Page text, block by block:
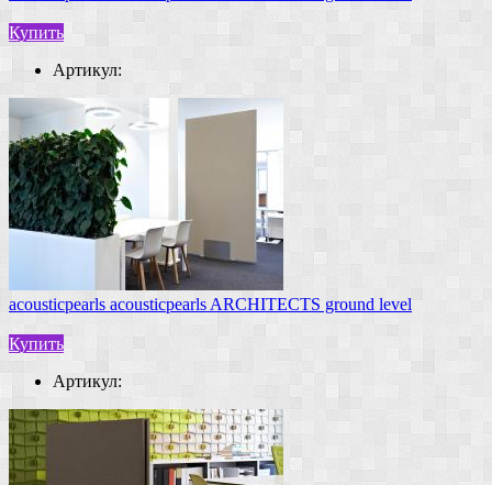
Купить
Артикул:
acousticpearls acousticpearls ARCHITECTS ground level
Купить
Артикул: